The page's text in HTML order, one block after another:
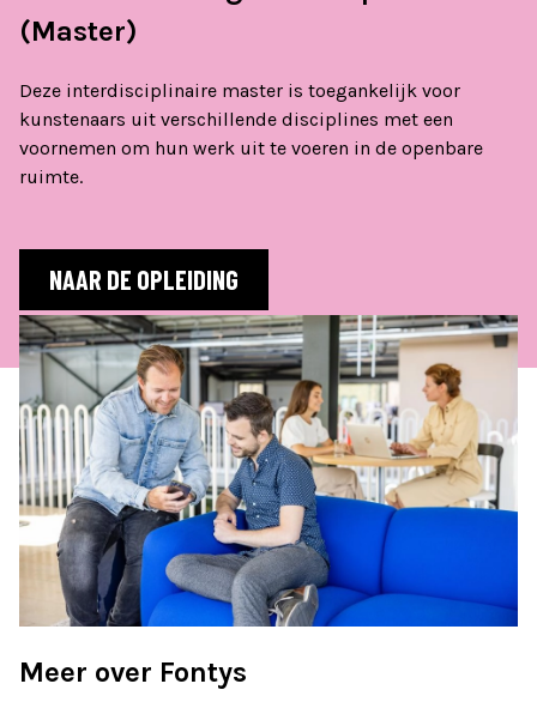
(Master)
Deze interdisciplinaire master is toegankelijk voor
kunstenaars uit verschillende disciplines met een
voornemen om hun werk uit te voeren in de openbare
ruimte.
NAAR DE OPLEIDING
Meer over Fontys